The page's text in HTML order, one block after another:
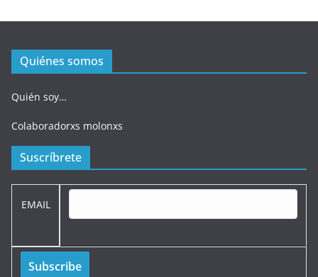
Quiénes somos
Quién soy…
Colaboradorxs molonxs
Suscríbrete
EMAIL